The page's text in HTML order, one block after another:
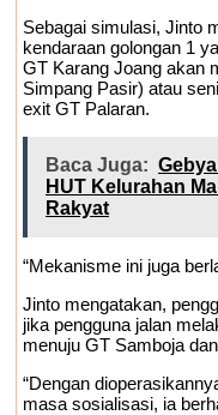
Sebagai simulasi, Jinto
kendaraan golongan 1
GT Karang Joang akan
Simpang Pasir) atau
exit GT Palaran.
Baca Juga:
HUT Kelurahan
Rakyat
“Mekanisme ini juga
Jinto mengatakan,
jika pengguna jalan
menuju GT Samboja
“Dengan
masa sosialisasi, ia